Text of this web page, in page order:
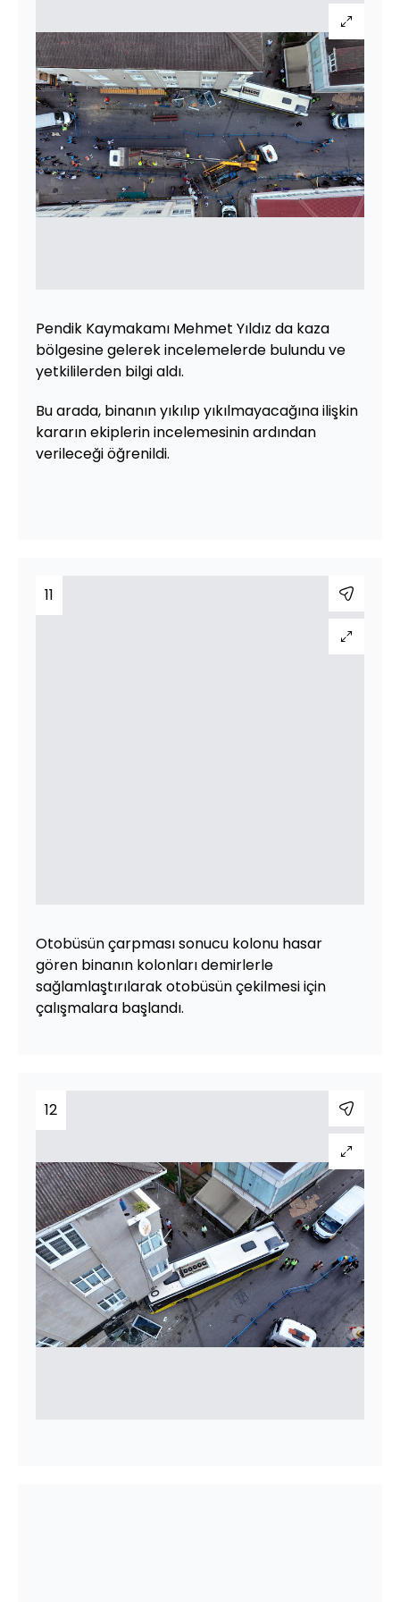
Pendik Kaymakamı Mehmet Yıldız da kaza
bölgesine gelerek incelemelerde bulundu ve
yetkililerden bilgi aldı.
Bu arada, binanın yıkılıp yıkılmayacağına ilişkin
kararın ekiplerin incelemesinin ardından
verileceği öğrenildi.
11
Otobüsün çarpması sonucu kolonu hasar
gören binanın kolonları demirlerle
sağlamlaştırılarak otobüsün çekilmesi için
çalışmalara başlandı.
12